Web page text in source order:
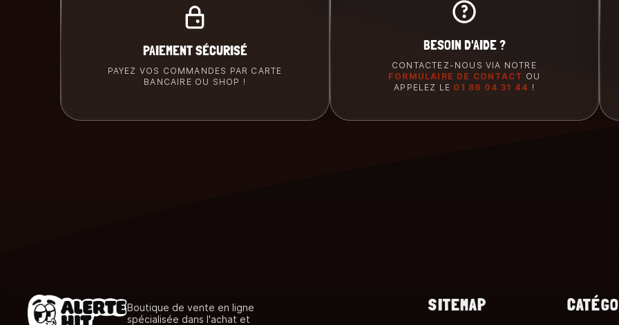
PAIEMENT SÉCURISÉ
PAYEZ VOS COMMANDES PAR CARTE
BANCAIRE OU SHOP !
BESOIN D'AIDE ?
CONTACTEZ-NOUS VIA NOTRE
FORMULAIRE DE CONTACT OU
APPELEZ LE 01 86 04 31 44 !
Boutique de vente en ligne
spécialisée dans l'achat et
SITEMAP